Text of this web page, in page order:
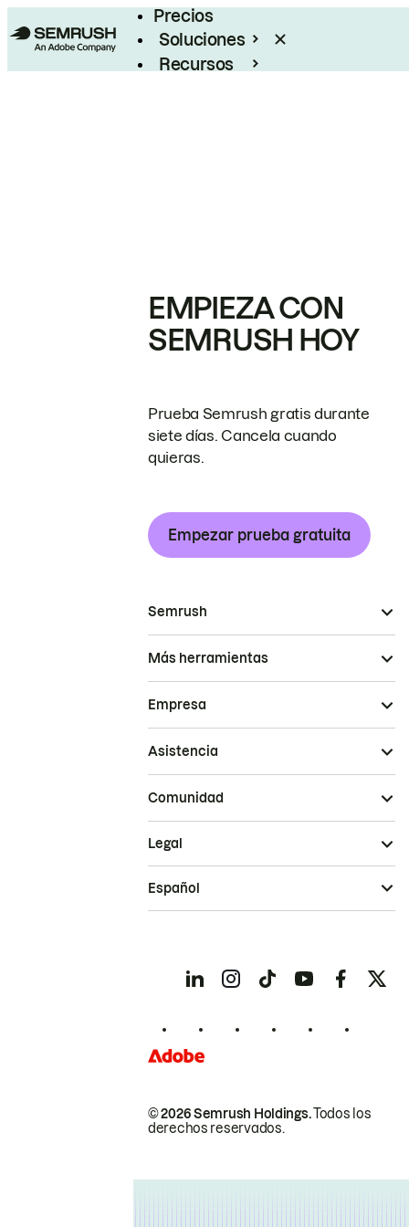
Precios
Soluciones
Recursos
EMPIEZA CON
SEMRUSH HOY
Prueba Semrush gratis durante
siete días. Cancela cuando
quieras.
Empezar prueba gratuita
Semrush
Más herramientas
Empresa
Asistencia
Comunidad
© 2026 Semrush Holdings.Todos los
derechos reservados.
Legal
Español